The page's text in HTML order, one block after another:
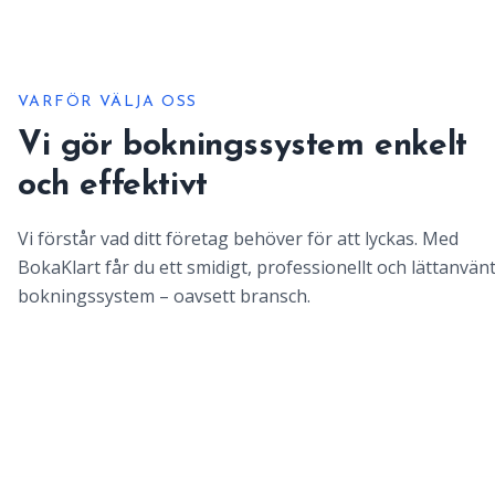
VARFÖR VÄLJA OSS
Vi gör bokningssystem enkelt
och effektivt
Vi förstår vad ditt företag behöver för att lyckas. Med
BokaKlart får du ett smidigt, professionellt och lättanvänt
bokningssystem – oavsett bransch.